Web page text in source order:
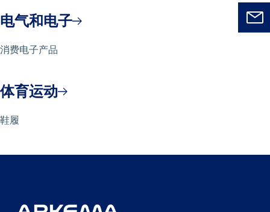
电气和电子
消费电子产品
体育运动
鞋履